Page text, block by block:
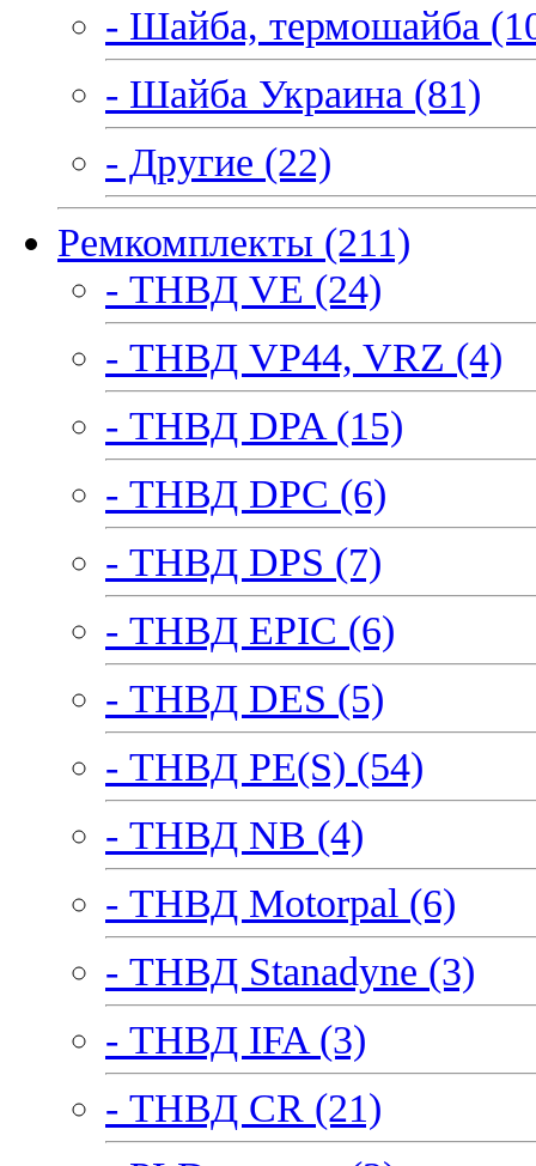
- Шайба, термошайба
- Шайба Украина (81)
- Другие (22)
Ремкомплекты (211)
- ТНВД VE (24)
- ТНВД VP44, VRZ (4)
- ТНВД DPA (15)
- ТНВД DPC (6)
- ТНВД DPS (7)
- ТНВД EPIC (6)
- ТНВД DES (5)
- ТНВД PE(S) (54)
- ТНВД NB (4)
- ТНВД Motorpal (6)
- ТНВД Stanadyne (3)
- ТНВД IFA (3)
- ТНВД CR (21)